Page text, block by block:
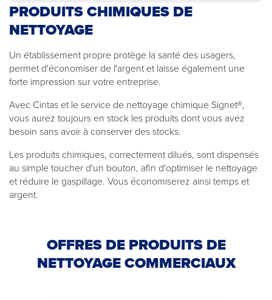
PRODUITS CHIMIQUES DE
NETTOYAGE
Un établissement propre protège la santé des usagers,
permet d'économiser de l'argent et laisse également une
forte impression sur votre entreprise.
Avec Cintas et le service de nettoyage chimique Signet®,
vous aurez toujours en stock les produits dont vous avez
besoin sans avoir à conserver des stocks.
Les produits chimiques, correctement dilués, sont dispensés
au simple toucher d'un bouton, afin d'optimiser le nettoyage
et réduire le gaspillage. Vous économiserez ainsi temps et
argent.
OFFRES DE PRODUITS DE
NETTOYAGE COMMERCIAUX